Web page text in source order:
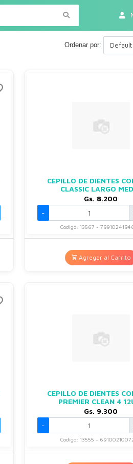
Ordenar por: Default
CEPILLO DE DIENTES
CLASSIC LARGO
Gs. 8.200
-
Codigo: 13567 -
Agregar al Carrito
CEPILLO DE DIENTES
PREMIER CLEAN 4
Gs. 9.300
-
Codigo: 13555 -